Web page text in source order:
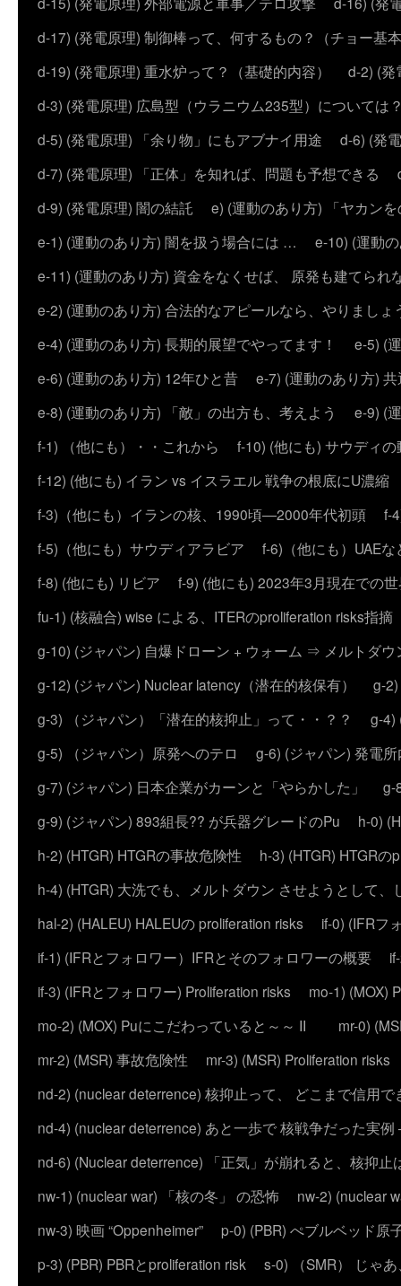
d-17) (発電原理) 制御棒って、何するもの？（チョー基
d-19) (発電原理) 重水炉って？（基礎的内容）
d-2) (発
d-3) (発電原理) 広島型（ウラニウム235型）については
d-5) (発電原理) 「余り物」にもアブナイ用途
d-6) (発
d-7) (発電原理) 「正体」を知れば、問題も予想できる
d-9) (発電原理) 闇の結託
e) (運動のあり方) 「ヤカン
e-1) (運動のあり方) 闇を扱う場合には …
e-10) (運動
e-11) (運動のあり方) 資金をなくせば、 原発も建てられ
e-2) (運動のあり方) 合法的なアピールなら、やりましょ
e-4) (運動のあり方) 長期的展望でやってます！
e-5) (
e-6) (運動のあり方) 12年ひと昔
e-7) (運動のあり方)
e-8) (運動のあり方) 「敵」の出方も、考えよう
e-9) (
f-1) （他にも）・・これから
f-10) (他にも) サウディの
f-12) (他にも) イラン vs イスラエル 戦争の根底にU濃縮
f-3)（他にも）イランの核、1990頃―2000年代初頭
f-
f-5)（他にも）サウディアラビア
f-6)（他にも）UAEな
f-8) (他にも) リビア
f-9) (他にも) 2023年3月現在での
fu-1) (核融合) wise による、ITERのproliferation risks指摘
g-10) (ジャパン) 自爆ドローン + ウォーム ⇒ メルトダウ
g-12) (ジャパン) Nuclear latency（潜在的核保有）
g-
g-3) （ジャパン）「潜在的核抑止」って・・？？
g-4)
g-5) （ジャパン）原発へのテロ
g-6) (ジャパン) 発電
g-7) (ジャパン) 日本企業がカーンと「やらかした」
g-
g-9) (ジャパン) 893組長?? が兵器グレードのPu
h-0)
h-2) (HTGR) HTGRの事故危険性
h-3) (HTGR) HTGRの
h-4) (HTGR) 大洗でも、メルトダウン させようとして、
hal-2) (HALEU) HALEUの proliferation risks
if-0) (IFRフ
if-1) (IFRとフォロワー）IFRとそのフォロワーの概要
if-3) (IFRとフォロワー) Proliferation risks
mo-1) (MOX)
mo-2) (MOX) Puにこだわっていると～～ II
mr-0)
mr-2) (MSR) 事故危険性
mr-3) (MSR) Proliferation risks
nd-2) (nuclear deterrence) 核抑止って、 どこまで信用で
nd-4) (nuclear deterrence) あと一歩で 核戦争だった実例
nd-6) (Nuclear deterrence) 「正気」が崩れると、核抑止
nw-1) (nuclear war) 「核の冬」 の恐怖
nw-2) (nuclear
nw-3) 映画 “Oppenheimer”
p-0) (PBR) ぺブルベッド原
p-3) (PBR) PBRとproliferation risk
s-0) （SMR） じゃ